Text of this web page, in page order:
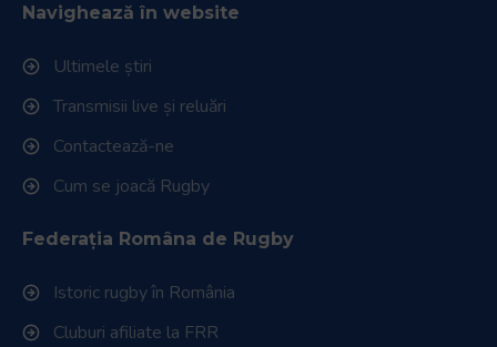
Navighează în website
Ultimele știri
Transmisii live și reluări
Contactează-ne
Cum se joacă Rugby
Federația Româna de Rugby
Istoric rugby în România
Cluburi afiliate la FRR